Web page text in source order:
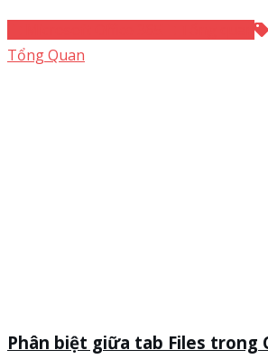
Tổng Quan
Phân biệt giữa tab Files trong